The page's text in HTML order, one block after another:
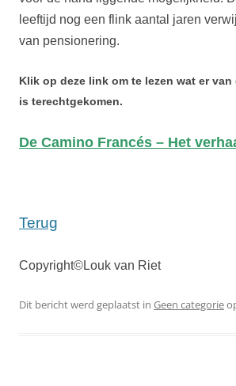
leeftijd nog een flink aantal jaren
van pensionering.
Klik op deze link om te lezen wat er van
is terechtgekomen.
De Camino Francés – Het
Terug
Copyright©Louk van Riet
Dit bericht werd geplaatst in Geen categorie